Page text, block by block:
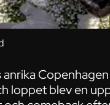
loppet blev en